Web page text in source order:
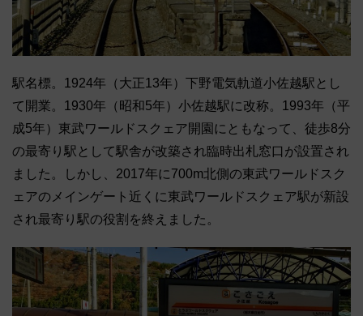
駅名標。1924年（大正13年）下野電気軌道小佐越駅とし
て開業。1930年（昭和5年）小佐越駅に改称。1993年（平
成5年）東武ワールドスクェア開園にともなって、徒歩8分
の最寄り駅として駅舎が改築され臨時出札窓口が設置され
ました。しかし、2017年に700m北側の東武ワールドスク
ェアのメインゲート近くに東武ワールドスクェア駅が新設
され最寄り駅の役割を終えました。